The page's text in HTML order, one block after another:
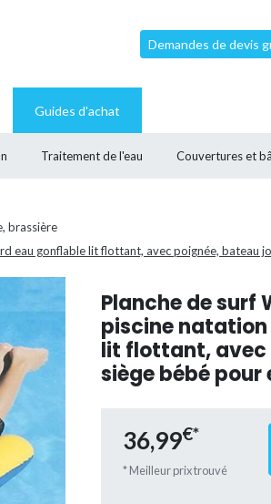
Demandes de devis
Guides d'achat
Traitement de l'eau Couvertures et
brassière
eau gonflable lit flottant, avec poignée, bateau
Planche de surf
piscine
lit flottant, avec
siège bébé pour
36,99€*
* Meilleur prix trouvé